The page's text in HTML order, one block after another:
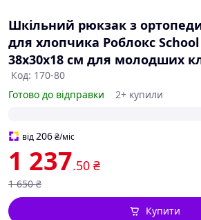
Шкільний рюкзак з
для хлопчика Роблокс
38х30х18 см для молодших
Код: 170-80
Готово до відправки
2+ купили
від206₴/міс
1 237.50 ₴
1 650 ₴
Купити